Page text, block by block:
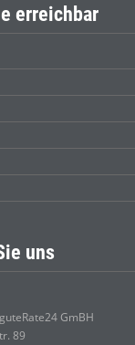
erreichbar
uns
GmBH
89